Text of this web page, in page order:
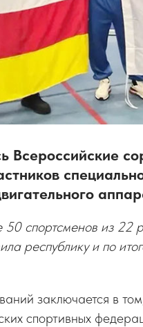
Всероссийские
50 спортсменов из
республику и по
заключается в
спортивных